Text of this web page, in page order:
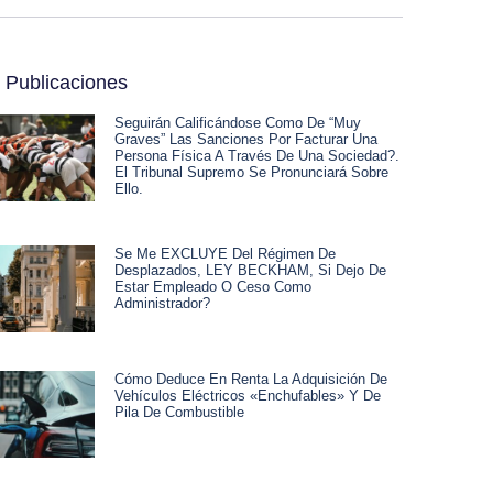
Publicaciones
Seguirán Calificándose Como De “muy
Graves” Las Sanciones Por Facturar Una
Persona Física A Través De Una Sociedad?.
El Tribunal Supremo Se Pronunciará Sobre
Ello.
Se Me EXCLUYE Del Régimen De
Desplazados, LEY BECKHAM, Si Dejo De
Estar Empleado O Ceso Como
Administrador?
Cómo Deduce En Renta La Adquisición De
Vehículos Eléctricos «enchufables» Y De
Pila De Combustible